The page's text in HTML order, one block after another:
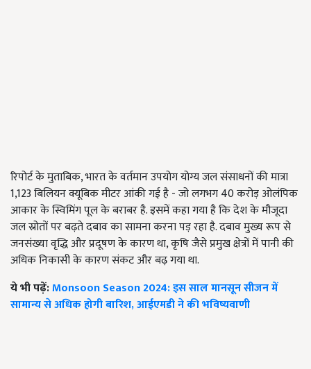
रिपोर्ट के मुताबिक, भारत के वर्तमान उपयोग योग्य जल संसाधनों की मात्रा
1,123 बिलियन क्यूबिक मीटर आंकी गई है - जो लगभग 40 करोड़ ओलंपिक
आकार के स्विमिंग पूल के बराबर है. इसमें कहा गया है कि देश के मौजूदा
जल स्रोतों पर बढ़ते दबाव का सामना करना पड़ रहा है. दबाव मुख्य रूप से
जनसंख्या वृद्धि और प्रदूषण के कारण था, कृषि जैसे प्रमुख क्षेत्रों में पानी की
अधिक निकासी के कारण संकट और बढ़ गया था.
ये भी पढ़ें:Monsoon Season 2024: इस साल मानसून सीजन में
सामान्य से अधिक होगी बारिश, आईएमडी ने की भविष्यवाणी